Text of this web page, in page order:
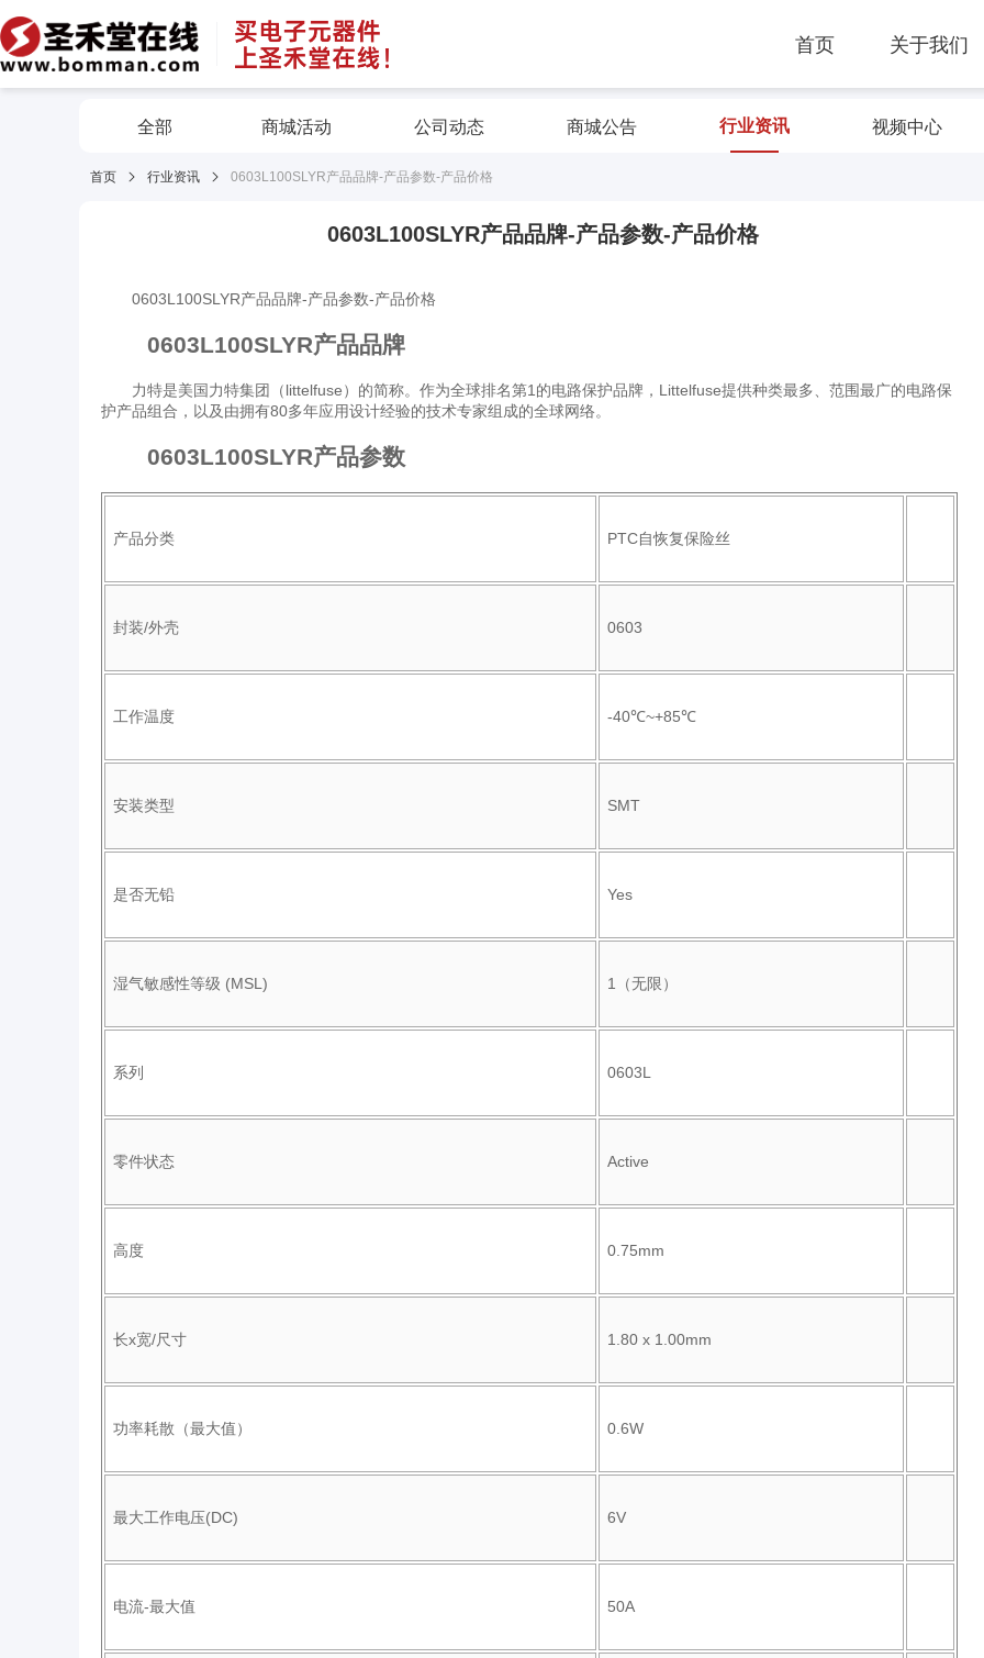
首页 关于我们
全部 商城活动 公司动态 商城公告 行业资讯 视频中心
首页 行业资讯 0603L100SLYR产品品牌-产品参数-产品价格
0603L100SLYR产品品牌-产品参数-产品价格
0603L100SLYR产品品牌-产品参数-产品价格
0603L100SLYR产品品牌
力特是美国力特集团（littelfuse）的简称。作为全球排名第1的电路保护品牌，Littelfuse提供种类最多、范围最广的电路保
护产品组合，以及由拥有80多年应用设计经验的技术专家组成的全球网络。
0603L100SLYR产品参数
产品分类 PTC自恢复保险丝
封装/外壳 0603
工作温度 -40℃~+85℃
安装类型 SMT
是否无铅 Yes
湿气敏感性等级 (MSL) 1（无限）
系列 0603L
零件状态 Active
高度 0.75mm
长x宽/尺寸 1.80 x 1.00mm
功率耗散（最大值） 0.6W
最大工作电压(DC) 6V
电流-最大值 50A